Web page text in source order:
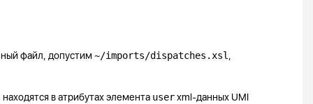
файл, допустим ~/imports/dispatches.xsl
в атрибутах элемента userxml-данных UMI